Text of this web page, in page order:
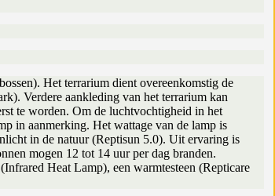
Het terrarium dient overeenkomstig de
Verdere aankleding van het terrarium kan
te worden. Om de luchtvochtigheid in het
in aanmerking. Het wattage van de lamp is
in de natuur (Reptisun 5.0). Uit ervaring is
mogen 12 tot 14 uur per dag branden.
Heat Lamp), een warmtesteen (Repticare